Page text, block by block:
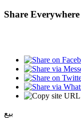
Share Everywhere
بيع